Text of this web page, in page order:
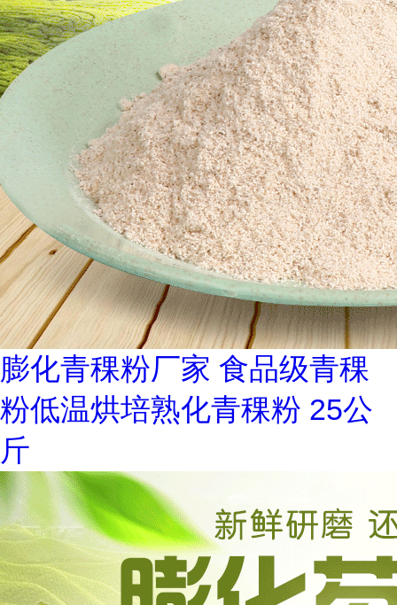
膨化青稞粉厂家 食品级青稞
粉低温烘培熟化青稞粉 25公
斤